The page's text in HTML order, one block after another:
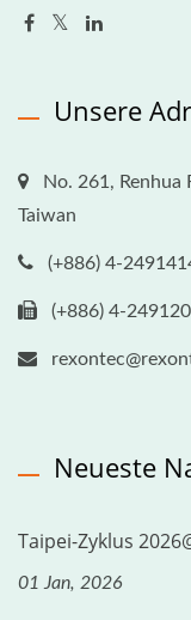
Unsere
No. 261, Renhua
Taiwan
(+886) 4-
(+886) 4-
Neueste
Taipei-Zyklus
01 Jan, 2026